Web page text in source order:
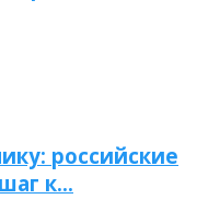
российские
к…